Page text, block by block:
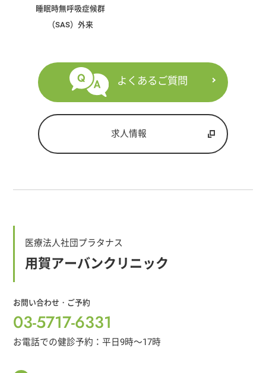
睡眠時無呼吸症候群
（SAS）外来
よくあるご質問
求人情報
医療法人社団プラタナス
用賀アーバンクリニック
お問い合わせ・ご予約
03-5717-6331
お電話での健診予約：平日9時～17時